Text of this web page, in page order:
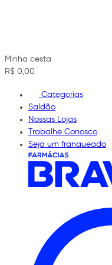
Minha cesta
R$ 0,00
Categorias
Saldão
Nossas Lojas
Trabalhe Conosco
Seja um franqueado